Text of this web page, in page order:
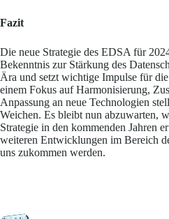
Fazit
Die neue Strategie des EDSA für
Bekenntnis zur Stärkung des
Ära und setzt wichtige Impulse für
einem Fokus auf Harmonisierung,
Anpassung an neue Technologien
Weichen. Es bleibt nun abzuwarten,
Strategie in den kommenden Jahren
weiteren Entwicklungen im Bereich
uns zukommen werden.